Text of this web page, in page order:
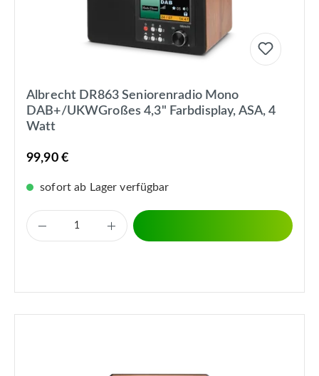
Albrecht DR863 Seniorenradio Mono
DAB+/UKWGroßes 4,3" Farbdisplay, ASA, 4
Watt
99,90 €
sofort ab Lager verfügbar